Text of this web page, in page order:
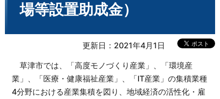
場等設置助成金）
更新日：2021年4月1日
草津市では、「高度モノづくり産業」、「環境産
業」、「医療・健康福祉産業」、「IT産業」の集積業種
4分野における産業集積を図り、地域経済の活性化・雇